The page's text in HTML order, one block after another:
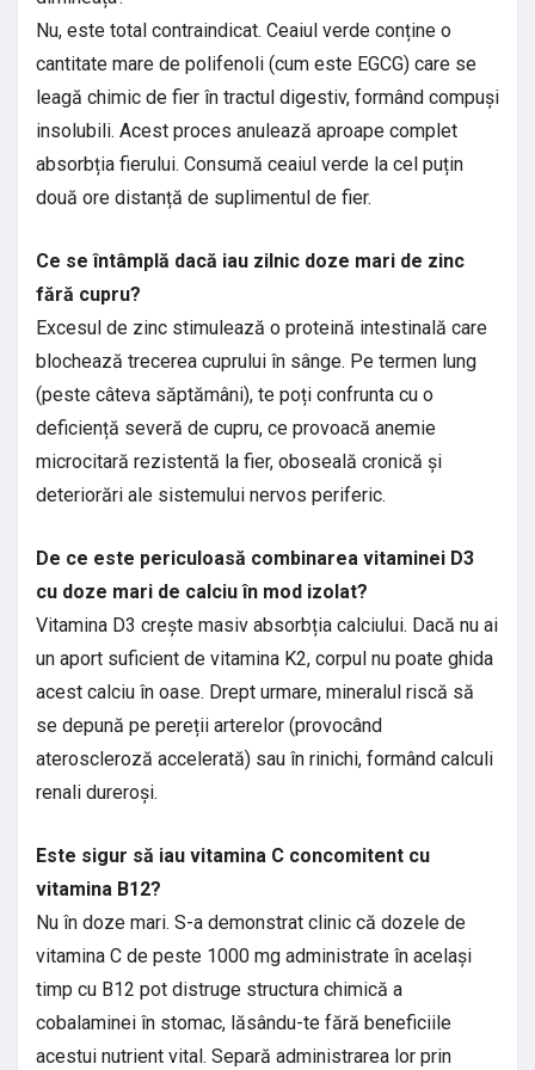
Nu, este total contraindicat. Ceaiul verde conține o
cantitate mare de polifenoli (cum este EGCG) care se
leagă chimic de fier în tractul digestiv, formând compuși
insolubili. Acest proces anulează aproape complet
absorbția fierului. Consumă ceaiul verde la cel puțin
două ore distanță de suplimentul de fier.
Ce se întâmplă dacă iau zilnic doze mari de zinc
fără cupru?
Excesul de zinc stimulează o proteină intestinală care
blochează trecerea cuprului în sânge. Pe termen lung
(peste câteva săptămâni), te poți confrunta cu o
deficiență severă de cupru, ce provoacă anemie
microcitară rezistentă la fier, oboseală cronică și
deteriorări ale sistemului nervos periferic.
De ce este periculoasă combinarea vitaminei D3
cu doze mari de calciu în mod izolat?
Vitamina D3 crește masiv absorbția calciului. Dacă nu ai
un aport suficient de vitamina K2, corpul nu poate ghida
acest calciu în oase. Drept urmare, mineralul riscă să
se depună pe pereții arterelor (provocând
ateroscleroză accelerată) sau în rinichi, formând calculi
renali dureroși.
Este sigur să iau vitamina C concomitent cu
vitamina B12?
Nu în doze mari. S-a demonstrat clinic că dozele de
vitamina C de peste 1000 mg administrate în același
timp cu B12 pot distruge structura chimică a
cobalaminei în stomac, lăsându-te fără beneficiile
acestui nutrient vital. Separă administrarea lor prin